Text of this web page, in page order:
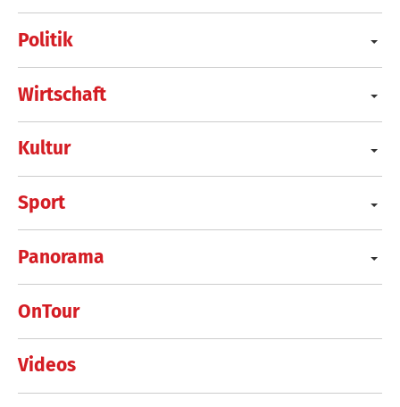
Politik
Wirtschaft
Kultur
Sport
Panorama
OnTour
Videos